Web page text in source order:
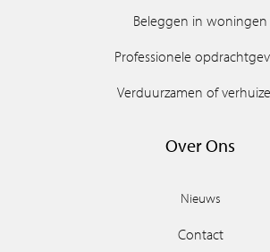
Beleggen in woningen
Professionele
Verduurzamen of
Over Ons
Nieuws
Contact